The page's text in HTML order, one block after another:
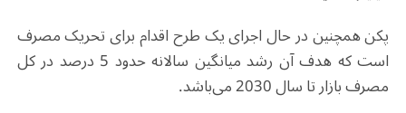
پکن همچنین در حال اجرای یک طرح اقدام برای تحریک مصرف
است که هدف آن رشد میانگین سالانه حدود 5 درصد در کل
مصرف بازار تا سال 2030 می‌باشد
.